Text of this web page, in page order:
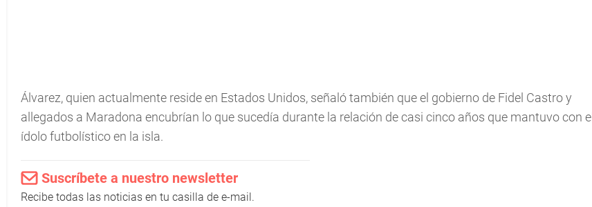
Álvarez, quien actualmente reside en Estados Unidos, señaló también que el gobierno de Fidel Castro y
allegados a Maradona encubrían lo que sucedía durante la relación de casi cinco años que mantuvo con el
ídolo futbolístico en la isla.
Suscríbete a nuestro newsletter
Recibe todas las noticias en tu casilla de e-mail.